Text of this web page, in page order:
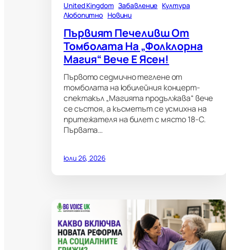
United Kingdom Забавление Култура
Любопитно Новини
Първият Печеливш От
Томболата На „Фолклорна
Магия“ Вече Е Ясен!
Първото седмично теглене от
томболата на юбилейния концерт-
спектакъл „Магията продължава“ вече
се състоя, а късметът се усмихна на
притежателя на билет с място 18-C.
Първата…
юли 26, 2026